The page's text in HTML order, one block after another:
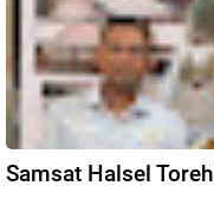
Samsat Halsel